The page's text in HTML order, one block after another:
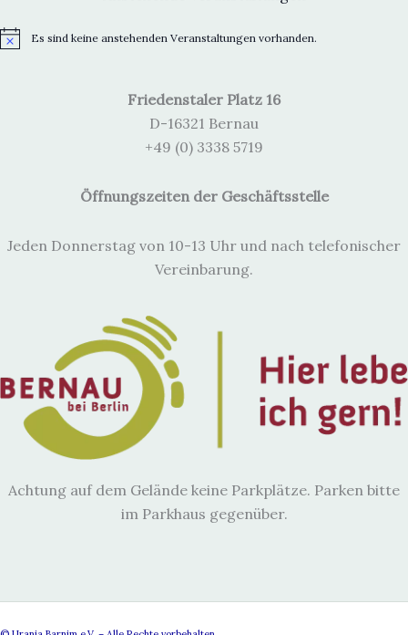
H
Es sind keine anstehenden Veranstaltungen vorhanden.
Friedenstaler Platz 16
D-16321 Bernau
+49 (0) 3338 5719
Öffnungszeiten der Geschäftsstelle
Jeden Donnerstag von 10-13 Uhr und nach telefonischer
Vereinbarung.
Achtung auf dem Gelände keine Parkplätze. Parken bitte
im Parkhaus gegenüber.